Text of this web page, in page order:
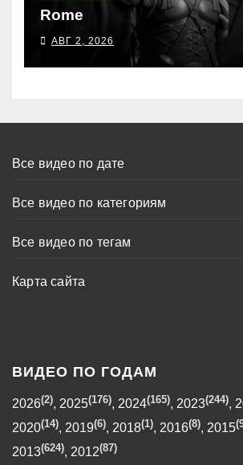
Rome
АВГ 2, 2026
Все видео по дате
Все видео по категориям
Все видео по тегам
Карта сайта
ВИДЕО ПО ГОДАМ
2026(2), 2025(176), 2024(165), 2023(244),
2020(14), 2019(6), 2018(1), 2016(8), 2015
2013(624), 2012(87)